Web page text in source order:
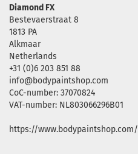
Diamond FX
Bestevaerstraat 8
1813 PA
Alkmaar
Netherlands
+31 (0)6 203 851 88
info@bodypaintshop.com
CoC-number: 37070824
VAT-number: NL803066296B01
https://www.bodypaintshop.com/